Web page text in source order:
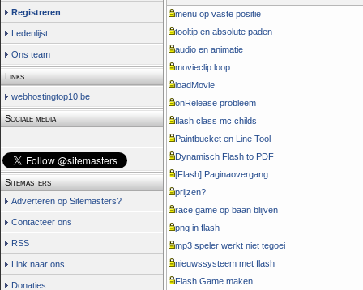
Registreren
Ledenlijst
Ons team
Links
webhostingtop10.be
Sociale media
Sitemasters
Adverteren op Sitemasters?
Contacteer ons
RSS
Link naar ons
Donaties
menu op vaste positie
tooltip en absolute paden
audio en animatie
movieclip loop
loadMovie
onRelease probleem
flash class mc childs
Paintbucket en Line Tool
Dynamisch Flash to PDF
[Flash] Paginaovergang
prijzen?
race game op baan blijven
png in flash
mp3 speler werkt niet tegoei
nieuwssysteem met flash
Flash Game maken